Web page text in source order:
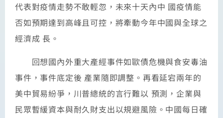
代表對疫情走勢不敢輕忽，未來十天內中 國疫情能
否如預期達到高峰且可控，將牽動今年中國與全球之
經濟成 長。
回想國內外重大產經事件如歐債危機與食安毒油
事件，事件底定後 產業隨即調整。再看延宕兩年的
美中貿易紛爭，川普總統的言行難以 預測，企業與
民眾暫緩資本與耐久財支出以規避風險。中國每日確